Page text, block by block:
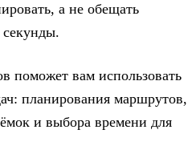
а не обещать
поможет вам использовать
планирования маршрутов,
и выбора времени для